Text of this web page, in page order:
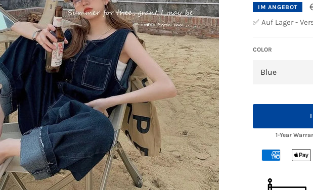
IM ANGEBOT
✅ Auf Lager -
COLOR
1-Year